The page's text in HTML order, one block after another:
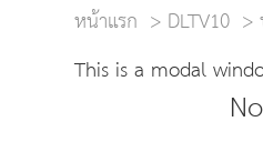
หน้าแรก
DLTV10
This is a modal